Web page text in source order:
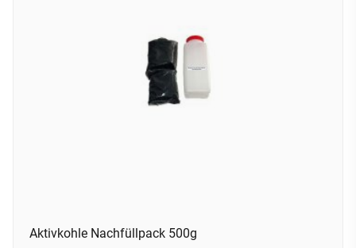
Aktivkohle Nachfüllpack 500g